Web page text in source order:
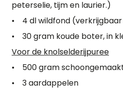
peterselie, tijm en laurier.)
• 4 dl wildfond
• 30 gram koude boter, in
Voor de knolselderijpuree
• 500 gram
• 3 aardappelen